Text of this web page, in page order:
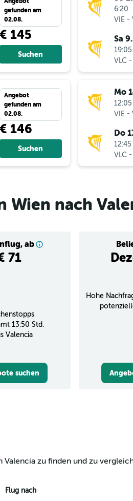
gefunden am
02.08.
€ 145
Suchen
Angebot
gefunden am
02.08.
€ 146
Suchen
6:20
VIE -
Sa
19:05
VLC -
Mo
12:05
VIE -
Do
12:45
VLC -
Wien nach
ab
71
13:50 Std.
Valencia
suchen
Hohe
zu finden und zu
Flug nach